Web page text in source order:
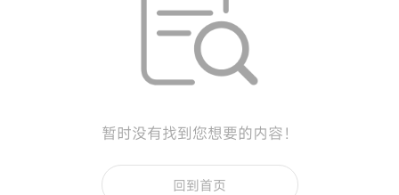
暂时没有找到您想要的内容！
回到首页